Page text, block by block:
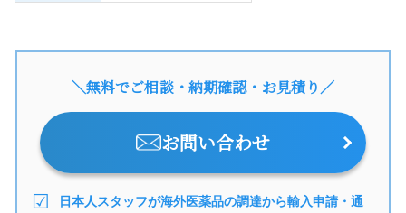
＼無料でご相談・納期確認・お見積り／
お問い合わせ
日本人スタッフが海外医薬品の調達から輸入申請・通